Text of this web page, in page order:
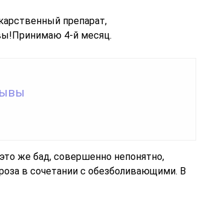
препарат,
4-й месяц.
же бад, совершенно непонятно,
в сочетании с обезболивающими. В